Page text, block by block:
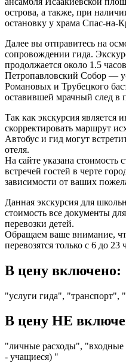
острова, а также, при
остановку у храма Спас-на-
Далее вы отправитесь на
сопровождении гида.
продолжается около 1.5
Петропавловский Собор —
Романовых и Трубецкого
оставившей мрачный след в
Так как экскурсия
скорректировать маршрут
Автобус и гид могут
отеля.
На сайте указана стоимость
встречей гостей в черте
зависимости от ваших
Данная экскурсия для
стоимость все документы
перевозки детей.
Обращаем ваше внимание,
перевозятся только с 6 до 23
В цену включено:
"услуги гида",
В цену НЕ
"личные расходы", "входные
- учащиеся) "